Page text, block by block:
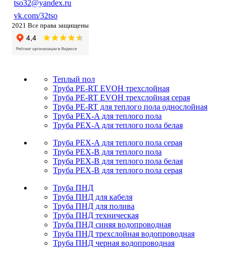
tso32@yandex.ru
vk.com/32tso
2021 Все права защищены
Теплый пол
Труба PE-RT EVOH трехслойная
Труба PE-RT EVOH трехслойная серая
Труба PE-RT для теплого пола однослойная
Труба PEX-A для теплого пола
Труба PEX-A для теплого пола белая
Труба PEX-A для теплого пола серая
Труба PEX-B для теплого пола
Труба PEX-B для теплого пола белая
Труба PEX-B для теплого пола серая
Труба ПНД
Труба ПНД для кабеля
Труба ПНД для полива
Труба ПНД техническая
Труба ПНД синяя водопроводная
Труба ПНД трехслойная водопроводная
Труба ПНД черная водопроводная